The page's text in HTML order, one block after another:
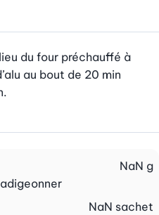
du four préchauffé à
au bout de 20 min
NaN g
NaN sachet